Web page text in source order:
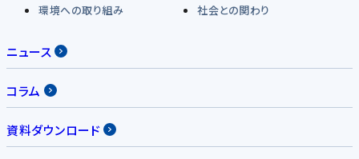
環境への取り組み
社会との関わり
ニュース
コラム
資料ダウンロード